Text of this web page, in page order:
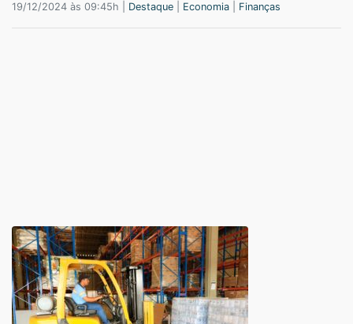
19/12/2024 às 09:45h | Destaque Economia Finanças